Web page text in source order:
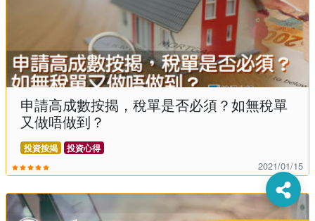
申請高成數按揭，稅單是否必須？如無稅單
又做唔做到？
投資按揭 投資心得
2021/01/15